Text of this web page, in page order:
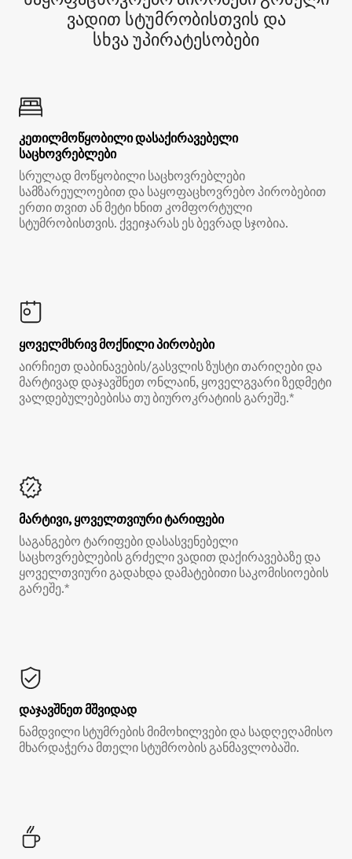
ვადით სტუმრობისთვის და
სხვა უპირატესობები
კეთილმოწყობილი დასაქირავებელი
საცხოვრებლები
სრულად მოწყობილი საცხოვრებლები
სამზარეულოებით და საყოფაცხოვრებო პირობებით
ერთი თვით ან მეტი ხნით კომფორტული
სტუმრობისთვის. ქვეიჯარას ეს ბევრად სჯობია.
ყოველმხრივ მოქნილი პირობები
აირჩიეთ დაბინავების/გასვლის ზუსტი თარიღები და
მარტივად დაჯავშნეთ ონლაინ, ყოველგვარი ზედმეტი
ვალდებულებებისა თუ ბიუროკრატიის გარეშე.*
მარტივი, ყოველთვიური ტარიფები
საგანგებო ტარიფები დასასვენებელი
საცხოვრებლების გრძელი ვადით დაქირავებაზე და
ყოველთვიური გადახდა დამატებითი საკომისიოების
გარეშე.*
დაჯავშნეთ მშვიდად
ნამდვილი სტუმრების მიმოხილვები და სადღეღამისო
მხარდაჭერა მთელი სტუმრობის განმავლობაში.